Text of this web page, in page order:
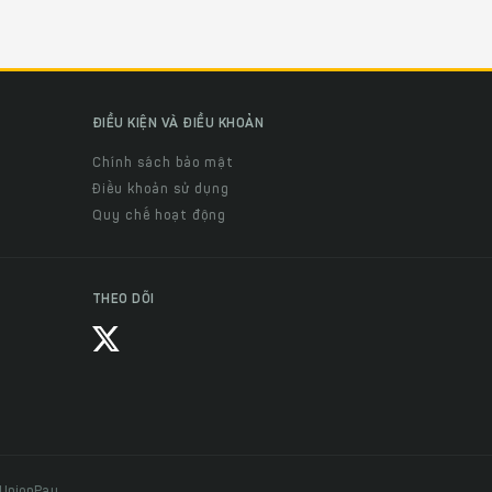
ĐIỀU KIỆN VÀ ĐIỀU KHOẢN
Chính sách bảo mật
Điều khoản sử dụng
Quy chế hoạt động
THEO DÕI